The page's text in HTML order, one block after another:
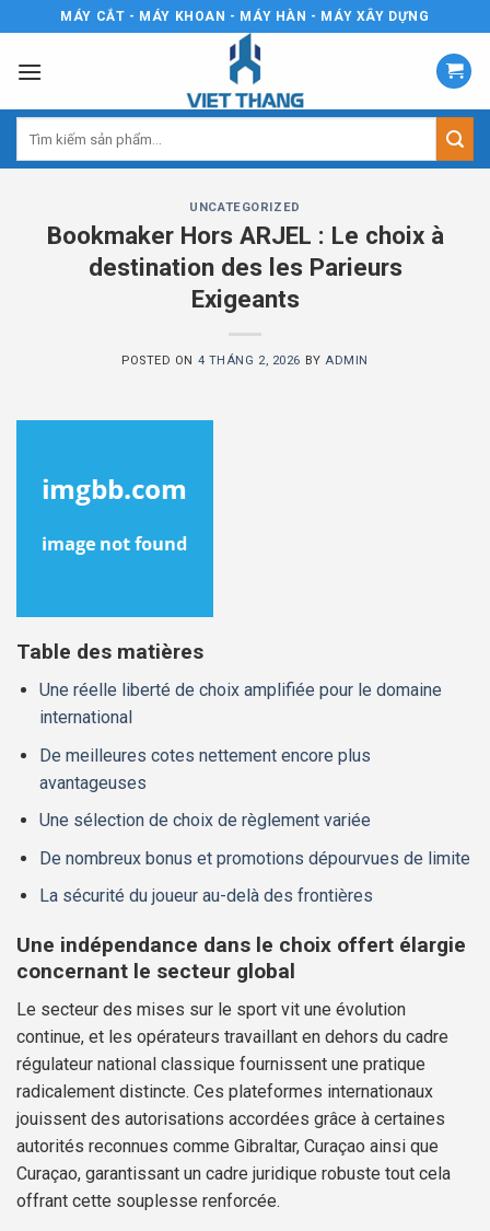
to
content
MÁY CẮT - MÁY KHOAN - MÁY HÀN - MÁY XÂY DỰNG
kiếm:
UNCATEGORIZED
Bookmaker Hors ARJEL : Le choix à
destination des les Parieurs
Exigeants
POSTED ON 4 THÁNG 2, 2026 BY ADMIN
Table des matières
Une réelle liberté de choix amplifiée pour le domaine
international
De meilleures cotes nettement encore plus
avantageuses
Une sélection de choix de règlement variée
De nombreux bonus et promotions dépourvues de limite
La sécurité du joueur au-delà des frontières
Une indépendance dans le choix offert élargie
concernant le secteur global
Le secteur des mises sur le sport vit une évolution
continue, et les opérateurs travaillant en dehors du cadre
régulateur national classique fournissent une pratique
radicalement distincte. Ces plateformes internationaux
jouissent des autorisations accordées grâce à certaines
autorités reconnues comme Gibraltar, Curaçao ainsi que
Curaçao, garantissant un cadre juridique robuste tout cela
offrant cette souplesse renforcée.